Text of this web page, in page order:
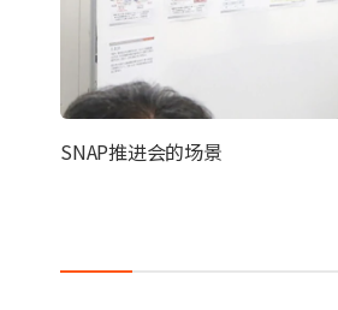
SNAP推进会的场景